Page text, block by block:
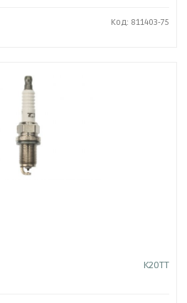
Код: 811403-75
K20TT